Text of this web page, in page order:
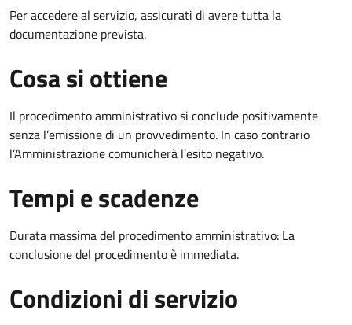
Per accedere al servizio, assicurati di avere tutta la
documentazione prevista.
Cosa si ottiene
Il procedimento amministrativo si conclude positivamente
senza l’emissione di un provvedimento. In caso contrario
l’Amministrazione comunicherà l’esito negativo.
Tempi e scadenze
Durata massima del procedimento amministrativo: La
conclusione del procedimento è immediata.
Condizioni di servizio